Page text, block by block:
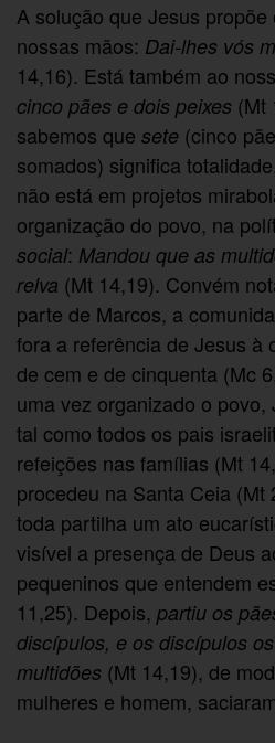
A solução que Jesus
nossas mãos: Dai-lhes vós
14,16). Está também ao
cinco pães e dois peixes (Mt
sabemos quesete (cinco
somados) significa
não está em projetos
organização do povo, na
social: Mandou que as
relva (Mt 14,19). Convém
parte de Marcos, a
fora a referência de Jesus à
de cem e de cinquenta (Mc
uma vez organizado o povo,
tal como todos os pais
refeições nas famílias (Mt
procedeu na Santa Ceia (Mt
toda partilha um ato
visível a presença de Deus
pequeninos que entendem
11,25). Depois,partiu os
discípulos, e os discípulos
multidões (Mt 14,19), de
mulheres e homem,